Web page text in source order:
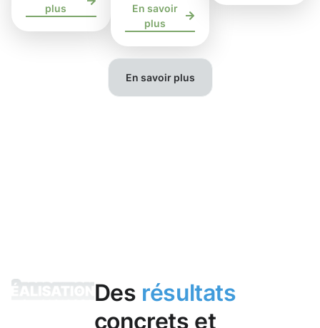
plus
En savoir
plus
En savoir plus
Des résultats
concrets et